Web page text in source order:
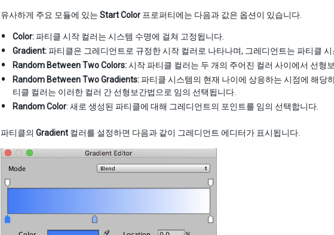
유사하게 주요 모듈에 있는 Start Color 프로퍼티에는 다음과 값은 옵션이 있습니다.
Color:파티클 시작 컬러는 시스템 수명에 걸쳐 고정됩니다.
Gradient:파티클은 그레디언트로 규정한 시작 컬러로 나타나며, 그레디언트는 파티클
Random Between Two Colors:시작 파티클 컬러는 두 개의 주어진 컬러 사이에서 선형
Random Between Two Gradients:파티클 시스템의 현재 나이에 상응하는 시점에 해당
티클 컬러는 이러한 컬러 간 선형보간법으로 임의 선택됩니다.
Random Color: 새로 생성된 파티클에 대해 그레디언트의 포인트를 임의 선택합니다.
파티클의 Gradient 컬러를 설정하면 다음과 같이 그레디언트 에디터가 표시됩니다.